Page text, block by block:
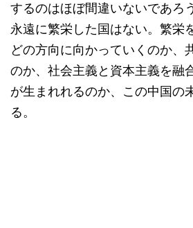
するのはほぼ間違いないであろ
永遠に繁栄した国はない。繁栄
どの方向に向かっていくのか、
のか、社会主義と資本主義を融
が生まれれるのか、この中国の
る。